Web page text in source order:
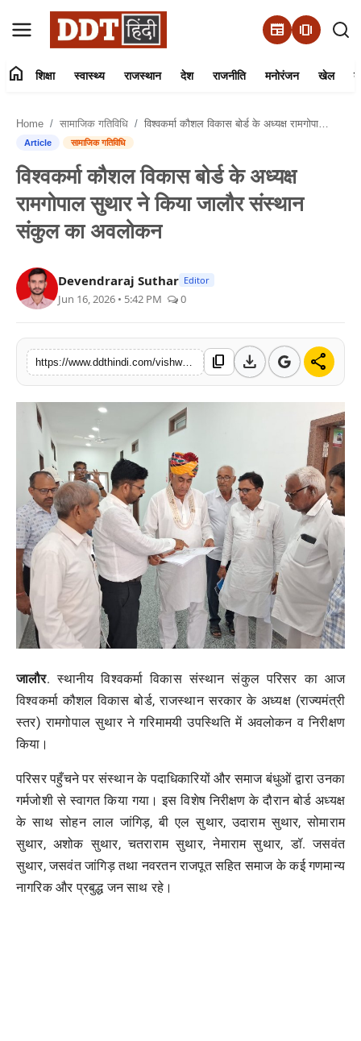
newspaper amp_stories
हमारे बारे में
शिक्षा
स्वास्थ्य
देश
राजनीति
मनोरंजन
व्यापार
सामाजिक गतिविधि
अपराध
विशेष
home शिक्षा स्वास्थ्य राजस्थान देश राजनीति मनोरंजन खेल
Home सामाजिक गतिविधि विश्वकर्मा कौशल विकास बोर्ड के अध्यक्ष रामगोपाल सुथार ने किया जालौर संस्थान संकुल का अवलोकन
Article सामाजिक गतिविधि
विश्वकर्मा कौशल विकास बोर्ड के अध्यक्ष
रामगोपाल सुथार ने किया जालौर संस्थान
संकुल का अवलोकन
Devendraraj Suthar Editor
Jun 16, 2026 • 5:42 PM 0
https://www.ddthindi.com/vishwakarma-skill-development-board-chairman-ramgopal-suthar-visits-jalore-institute-campus content_copy download share
जालौर. स्थानीय विश्वकर्मा विकास संस्थान संकुल परिसर का आज
विश्वकर्मा कौशल विकास बोर्ड, राजस्थान सरकार के अध्यक्ष (राज्यमंत्री
स्तर) रामगोपाल सुथार ने गरिमामयी उपस्थिति में अवलोकन व निरीक्षण
किया।
परिसर पहुँचने पर संस्थान के पदाधिकारियों और समाज बंधुओं द्वारा उनका
गर्मजोशी से स्वागत किया गया। इस विशेष निरीक्षण के दौरान बोर्ड अध्यक्ष
के साथ सोहन लाल जांगिड़, बी एल सुथार, उदाराम सुथार, सोमाराम
सुथार, अशोक सुथार, चतराराम सुथार, नेमाराम सुथार, डॉ. जसवंत
सुथार, जसवंत जांगिड़ तथा नवरतन राजपूत सहित समाज के कई गणमान्य
नागरिक और प्रबुद्ध जन साथ रहे।